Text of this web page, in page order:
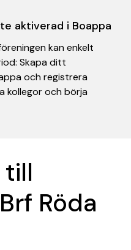
aktiverad i Boappa
kan enkelt
Skapa ditt
och registrera
kollegor och börja
till
Röda